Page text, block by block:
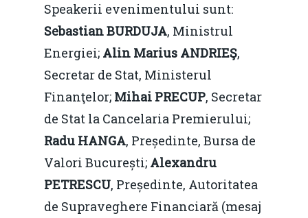
Speakerii evenimentului sunt:
Sebastian BURDUJA, Ministrul
Energiei; Alin Marius ANDRIEŞ,
Secretar de Stat, Ministerul
Finanţelor; Mihai PRECUP, Secretar
de Stat la Cancelaria Premierului;
Radu HANGA, Președinte, Bursa de
Valori București; Alexandru
PETRESCU, Președinte, Autoritatea
de Supraveghere Financiară (mesaj